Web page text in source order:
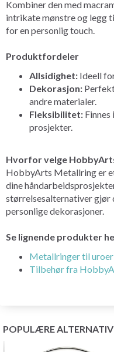
Kombiner den med
intrikate mønstre og legg
for en personlig touch.
Produktfordeler
Allsidighet: Ideell
Dekorasjon:
andre materialer.
Fleksibilitet:
prosjekter.
Hvorfor velge
HobbyArts Metallring er
dine
størrelsesalternativer gjør
personlige dekorasjoner.
Se lignende produkter
Metallringer til uroer
Tilbehør fra
POPULÆRE